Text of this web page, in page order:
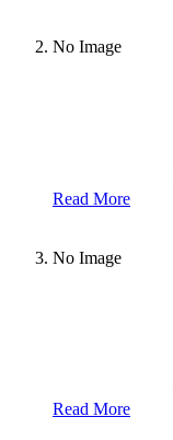
No Image
Read More
No Image
Read More